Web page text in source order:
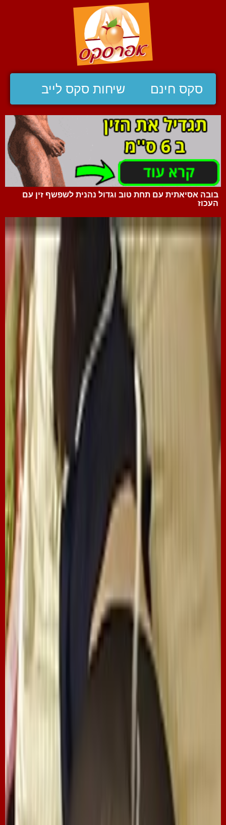
סקס חינם שיחות סקס לייב
בובה אסיאתית עם תחת טוב וגדול נהנית לשפשף זין עם
העכוז